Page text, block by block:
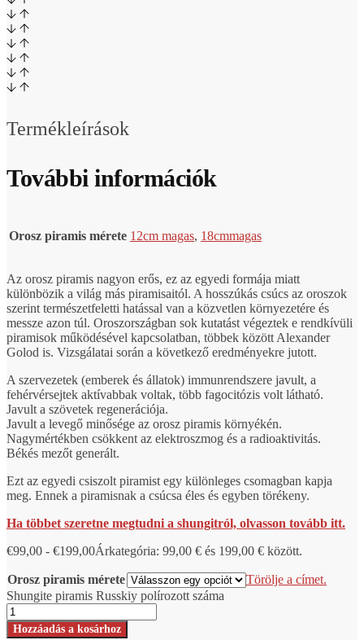
Termékleírások
További információk
Orosz piramis mérete 12cm magas, 18cmmagas
Az orosz piramis nagyon erős, ez az egyedi formája miatt
különbözik a világ más piramisaitól. A hosszúkás csúcs az oroszok
szerint természetfeletti hatással van a közvetlen környezetére és
messze azon túl. Oroszországban sok kutatást végeztek e rendkívüli
piramisok működésével kapcsolatban, többek között Alexander
Golod is. Vizsgálatai során a következő eredményekre jutott.
A szervezetek (emberek és állatok) immunrendszere javult, a
fehérvérsejtek aktívabbak voltak, több fagocitózis volt látható.
Javult a szövetek regenerációja.
Javult a levegő minősége az orosz piramis környékén.
Nagymértékben csökkent az elektroszmog és a radioaktivitás.
Békés mezőt generált.
Ezt az egyedi csiszolt piramist egy különleges csomagban kapja
meg. Ennek a piramisnak a csúcsa éles és egyben törékeny.
Ha többet szeretne megtudni a shungitról, olvasson tovább itt.
€99,00 - €199,00Árkategória: 99,00 € és 199,00 € között.
Orosz piramis mérete
Törölje a címet.
Shungite piramis Russkiy polírozott száma
Hozzáadás a kosárhoz